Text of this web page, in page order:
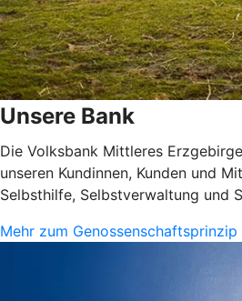
Unsere Bank
Die Volksbank Mittleres
unseren Kundinnen, Kunden und
Selbsthilfe, Selbstverwaltung und
Mehr zum Genossenschaftsprinzip